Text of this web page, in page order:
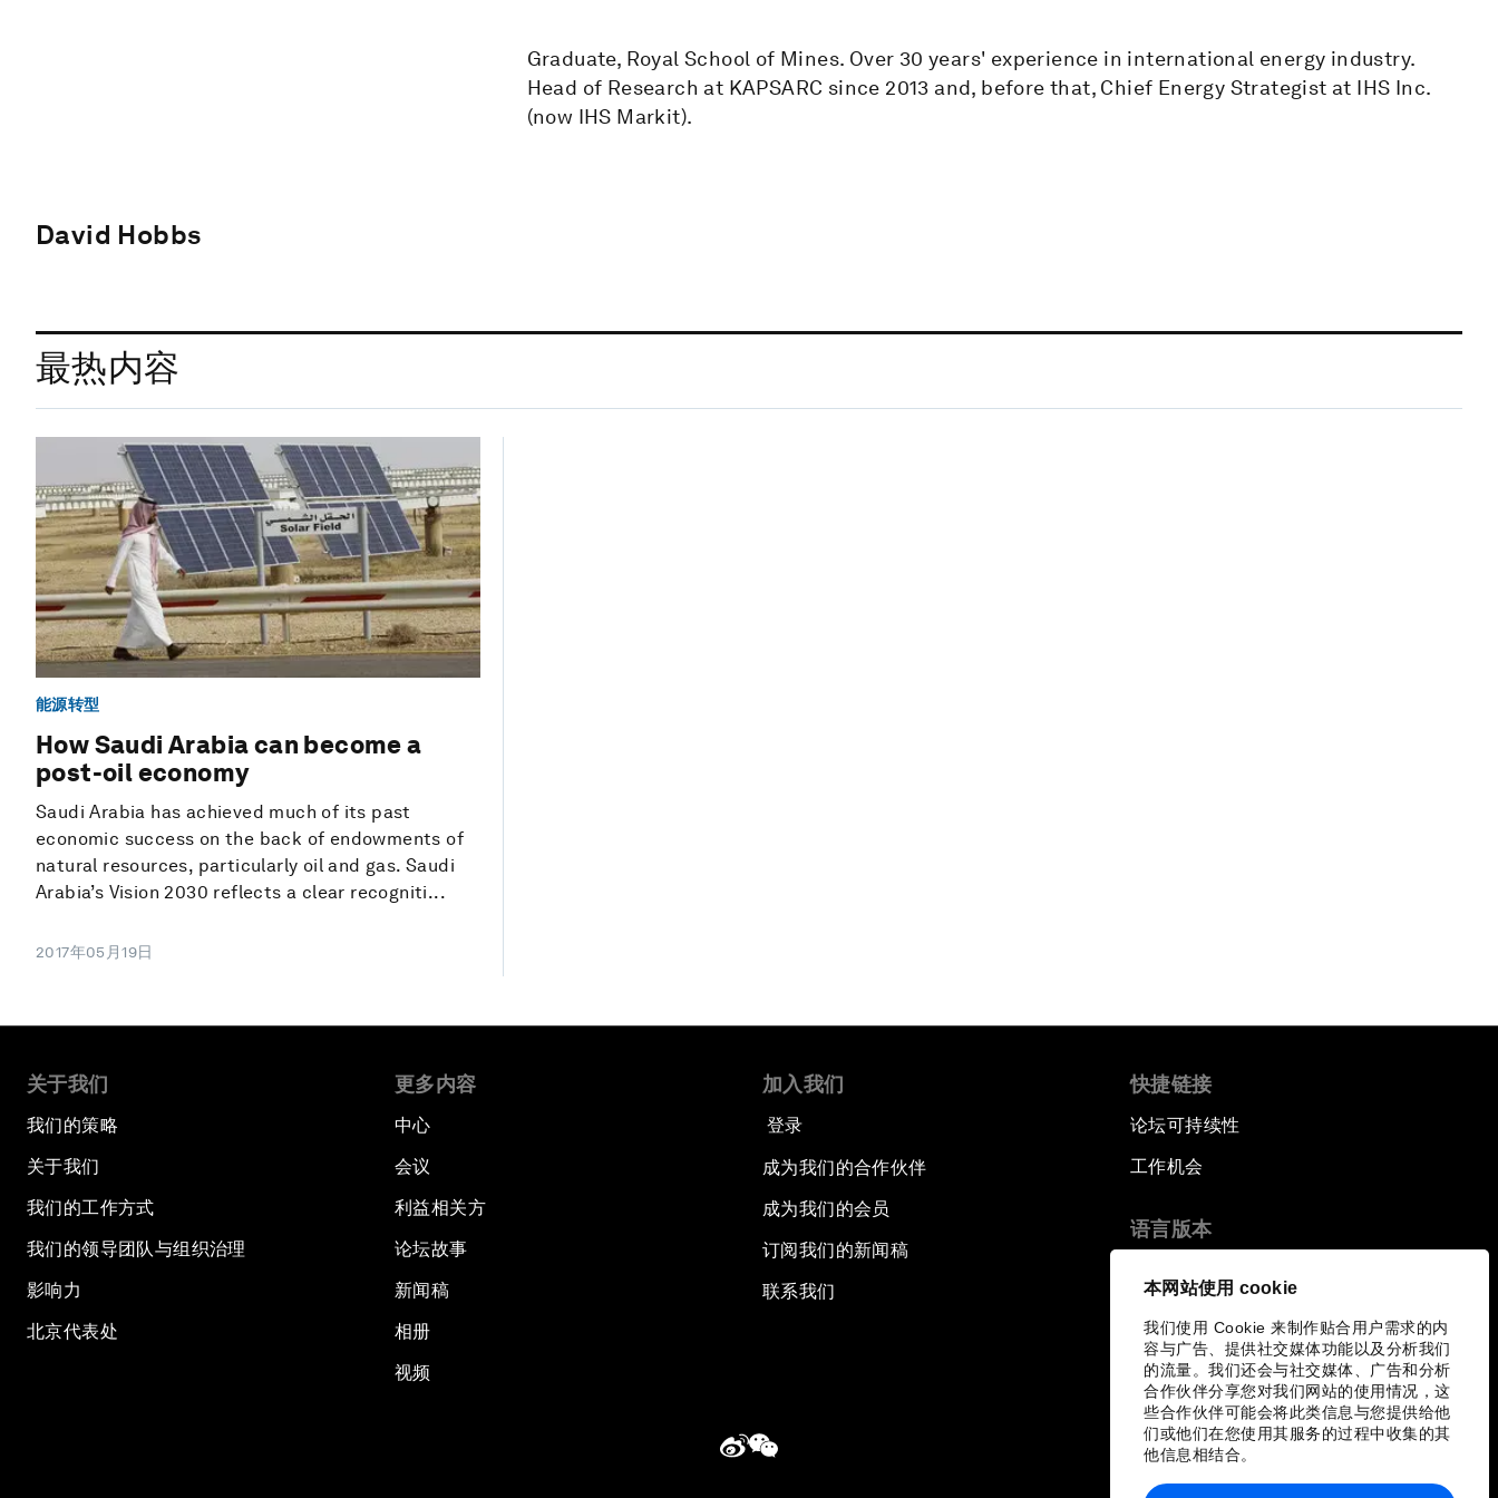
本网站使用 cookie
我们使用 Cookie 来制作贴合用户需求的内
容与广告、提供社交媒体功能以及分析我们
的流量。我们还会与社交媒体、广告和分析
合作伙伴分享您对我们网站的使用情况，这
些合作伙伴可能会将此类信息与您提供给他
们或他们在您使用其服务的过程中收集的其
他信息相结合。
David Hobbs
Graduate, Royal School of Mines. Over 30 years' experience in international energy industry.
Head of Research at KAPSARC since 2013 and, before that, Chief Energy Strategist at IHS Inc.
(now IHS Markit).
最热内容
能源转型
How Saudi Arabia can become a
post-oil economy
Saudi Arabia has achieved much of its past
economic success on the back of endowments of
natural resources, particularly oil and gas. Saudi
Arabia’s Vision 2030 reflects a clear recogniti...
2017年05月19日
关于我们
我们的策略
关于我们
我们的工作方式
我们的领导团队与组织治理
影响力
北京代表处
更多内容
中心
会议
利益相关方
论坛故事
新闻稿
相册
视频
加入我们
登录
成为我们的合作伙伴
成为我们的会员
订阅我们的新闻稿
联系我们
快捷链接
论坛可持续性
工作机会
语言版本